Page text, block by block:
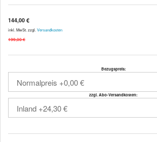
144,00 €
inkl. MwSt. zzgl. Versandkosten
199,00 €
Bezugspreis:
zzgl. Abo-Versandkosten: